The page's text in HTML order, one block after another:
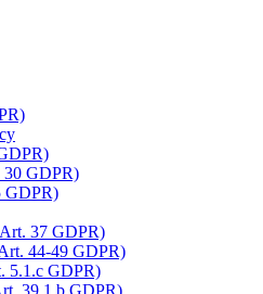
30 GDPR)
GDPR)
37 GDPR)
44-49 GDPR)
5.1.c GDPR)